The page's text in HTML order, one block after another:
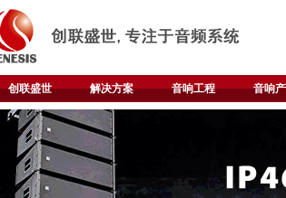
创联盛世 解决方案 音响工程 音响